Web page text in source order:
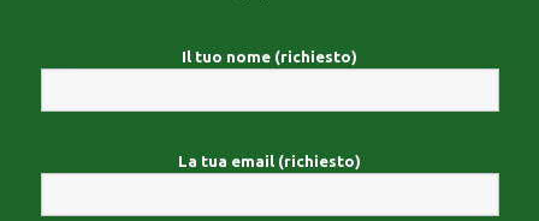
Il tuo nome (richiesto)
La tua email (richiesto)